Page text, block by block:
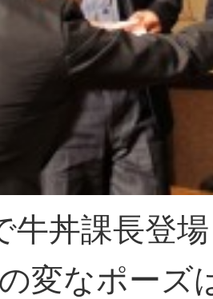
牛丼課長登
の変なポー